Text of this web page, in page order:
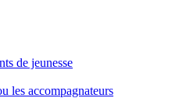
de jeunesse
les accompagnateurs